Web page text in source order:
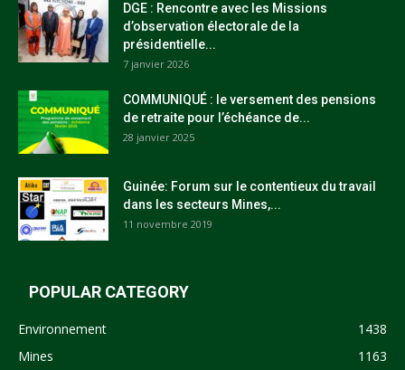
DGE : Rencontre avec les Missions
d’observation électorale de la
présidentielle...
7 janvier 2026
COMMUNIQUÉ : le versement des pensions
de retraite pour l’échéance de...
28 janvier 2025
Guinée: Forum sur le contentieux du travail
dans les secteurs Mines,...
11 novembre 2019
POPULAR CATEGORY
Environnement
1438
Mines
1163